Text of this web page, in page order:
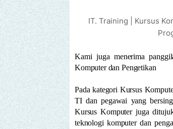
IT. Training | Kursus
Kami juga menerima
Komputer dan Pengetikan
Pada kategori Kursus
TI dan pegawai yang
Kursus Komputer juga
teknologi komputer dan